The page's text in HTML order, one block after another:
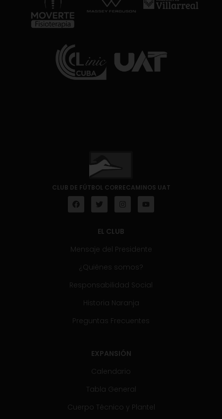
CLUB DE FÚTBOL CORRECAMINOS UAT
EL CLUB
Mensaje del Presidente
¿Quiénes somos?
Responsabilidad Social
Historia Naranja
Preguntas Frecuentes
EXPANSIÓN
Calendario
Tabla General
Cuerpo Técnico y Plantel